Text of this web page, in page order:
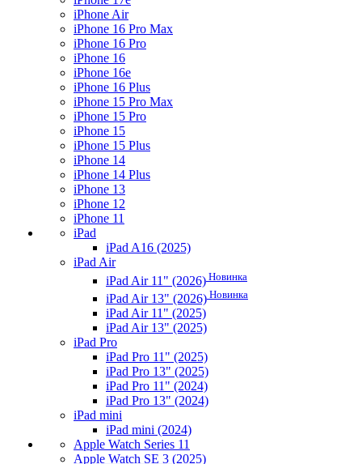
iPhone Air
iPhone 16 Pro Max
iPhone 16 Pro
iPhone 16
iPhone 16e
iPhone 16 Plus
iPhone 15 Pro Max
iPhone 15 Pro
iPhone 15
iPhone 15 Plus
iPhone 14
iPhone 14 Plus
iPhone 13
iPhone 12
iPhone 11
iPad
iPad A16 (2025)
iPad Air
iPad Air 11" (2026) Новинка
iPad Air 13" (2026) Новинка
iPad Air 11" (2025)
iPad Air 13" (2025)
iPad Pro
iPad Pro 11" (2025)
iPad Pro 13" (2025)
iPad Pro 11" (2024)
iPad Pro 13" (2024)
iPad mini
iPad mini (2024)
Apple Watch Series 11
Apple Watch SE 3 (2025)